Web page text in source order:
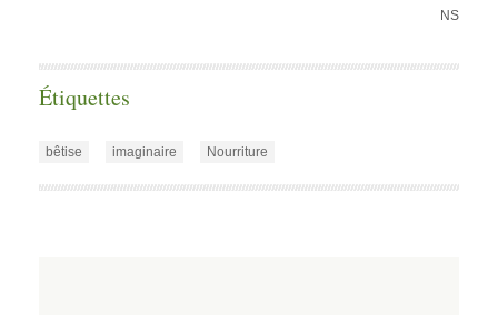
NS
Étiquettes
bêtise imaginaire Nourriture